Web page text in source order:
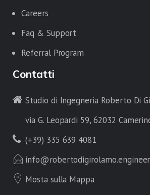
Careers
Faq & Support
Referral Program
Contatti
Studio di Ingegneria Roberto Di
via G. Leopardi 59, 62032
(+39) 335 639 4081
info@robertodigirolamo.engineer
Mosta sulla Mappa